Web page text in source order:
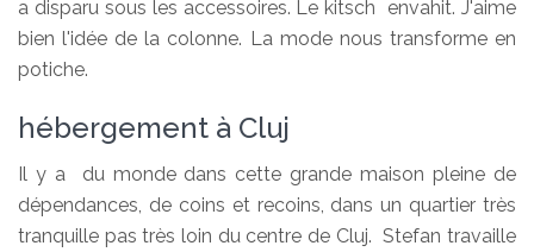
a disparu sous les accessoires. Le kitsch envahit. J'aime
bien l'idée de la colonne. La mode nous transforme en
potiche.
hébergement à Cluj
Il y a du monde dans cette grande maison pleine de
dépendances, de coins et recoins, dans un quartier très
tranquille pas très loin du centre de Cluj. Stefan travaille